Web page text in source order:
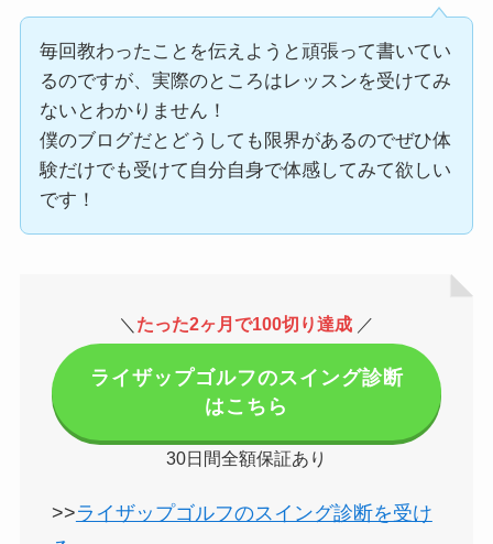
毎回教わったことを伝えようと頑張って書いてい
るのですが、実際のところはレッスンを受けてみ
ないとわかりません！
僕のブログだとどうしても限界があるのでぜひ体
験だけでも受けて自分自身で体感してみて欲しい
です！
＼ たった2ヶ月で100切り達成 ／
ライザップゴルフのスイング診断
はこちら
30日間全額保証あり
>>ライザップゴルフのスイング診断を受け